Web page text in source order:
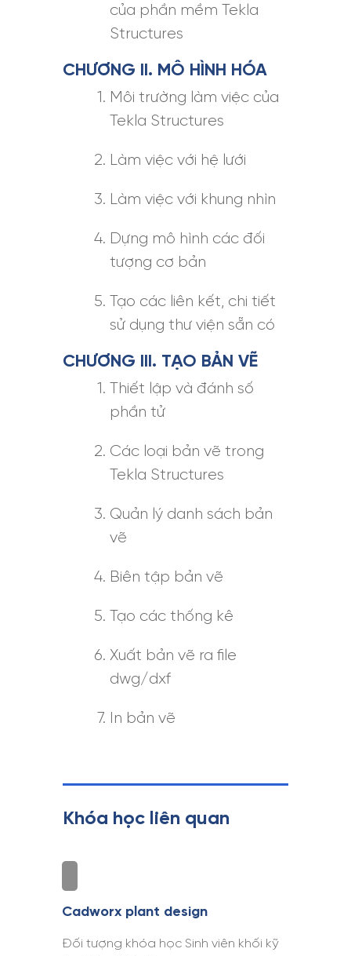
của phần mềm Tekla
Structures
CHƯƠNG II. MÔ HÌNH HÓA
Môi trường làm việc của
Tekla Structures
Làm việc với hệ lưới
Làm việc với khung nhìn
Dựng mô hình các đối
tượng cơ bản
Tạo các liên kết, chi tiết
sử dụng thư viện sẵn có
CHƯƠNG III. TẠO BẢN VẼ
Thiết lập và đánh số
phần tử
Các loại bản vẽ trong
Tekla Structures
Quản lý danh sách bản
vẽ
Biên tập bản vẽ
Tạo các thống kê
Xuất bản vẽ ra file
dwg/dxf
In bản vẽ
Khóa học liên quan
Cadworx plant design
Đối tượng khóa học Sinh viên khối kỹ